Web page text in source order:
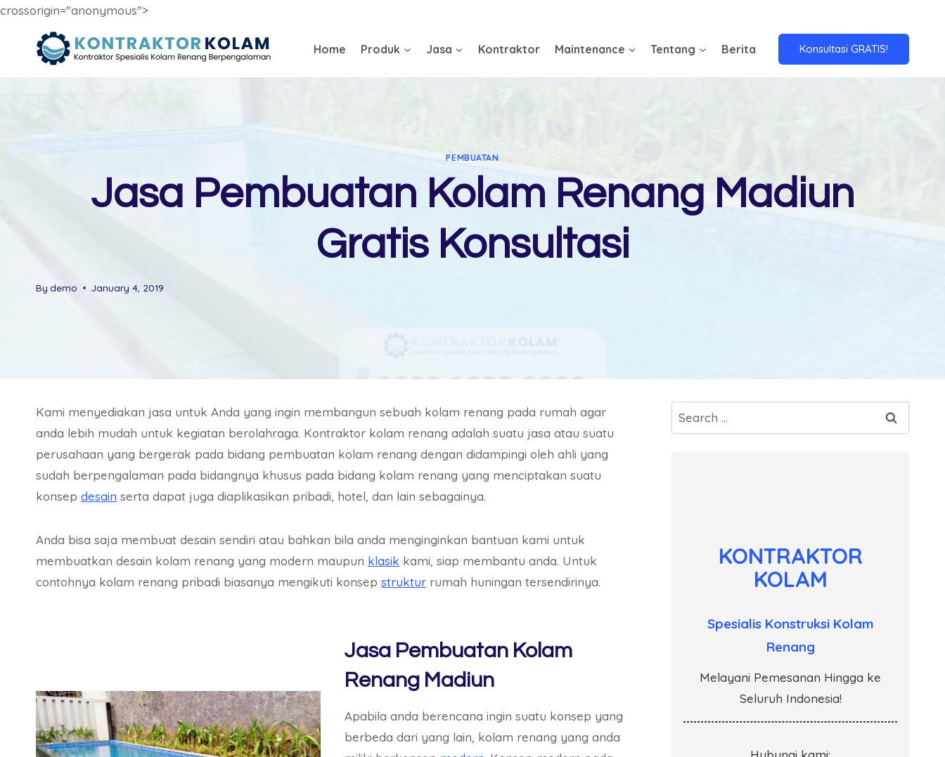
crossorigin="anonymous">
Home Produk Jasa Kontraktor Maintenance Tentang Berita Konsultasi GRATIS!
PEMBUATAN
Jasa Pembuatan Kolam Renang Madiun
Gratis Konsultasi
By demo January 4, 2019
Kami menyediakan jasa untuk Anda yang ingin membangun sebuah kolam renang pada rumah agar
anda lebih mudah untuk kegiatan berolahraga. Kontraktor kolam renang adalah suatu jasa atau suatu
perusahaan yang bergerak pada bidang pembuatan kolam renang dengan didampingi oleh ahli yang
sudah berpengalaman pada bidangnya khusus pada bidang kolam renang yang menciptakan suatu
konsep desain serta dapat juga diaplikasikan pribadi, hotel, dan lain sebagainya.
Anda bisa saja membuat desain sendiri atau bahkan bila anda menginginkan bantuan kami untuk
membuatkan desain kolam renang yang modern maupun klasik kami, siap membantu anda. Untuk
contohnya kolam renang pribadi biasanya mengikuti konsep struktur rumah huningan tersendirinya.
Jasa Pembuatan Kolam
Renang Madiun
Apabila anda berencana ingin suatu konsep yang
berbeda dari yang lain, kolam renang yang anda
Search
for:
KONTRAKTOR
KOLAM
Spesialis Konstruksi Kolam
Renang
Melayani Pemesanan Hingga ke
Seluruh Indonesia!